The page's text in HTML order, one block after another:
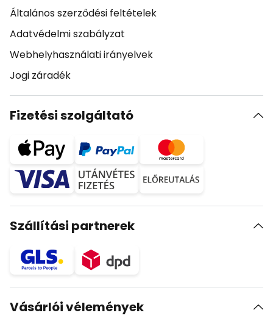
Általános szerződési feltételek
Adatvédelmi szabályzat
Webhelyhasználati irányelvek
Jogi záradék
Fizetési szolgáltató
Szállítási partnerek
Vásárlói vélemények